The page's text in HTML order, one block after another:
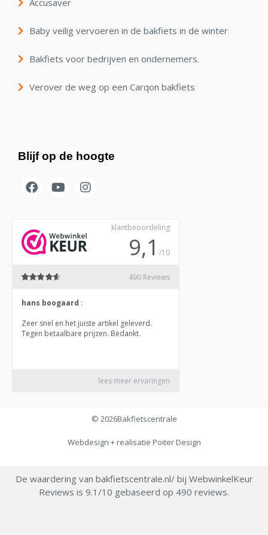
Accusaver
Baby veilig vervoeren in de bakfiets in de winter
Bakfiets voor bedrijven en ondernemers.
Verover de weg op een Carqon bakfiets
Blijf op de hoogte
© 2026Bakfietscentrale
Webdesign + realisatie Poiter Design
De waardering van bakfietscentrale.nl/ bij WebwinkelKeur
Reviews is 9.1/10 gebaseerd op 490 reviews.